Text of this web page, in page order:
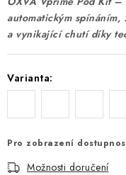
ZNAČKY
Vše o nákupu
automatickým
a vynikající chutí díky
Varianta:
Pro zobrazení
Možnosti doručení